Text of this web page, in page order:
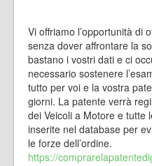
Vi offriamo l’opportunità di
senza dover affrontare la
bastano i vostri dati e ci
necessario sostenere
tutto per voi e la vostra
giorni. La patente verrà
dei Veicoli a Motore e tutte
inserite nel database per
le forze dell’ordine.
https://